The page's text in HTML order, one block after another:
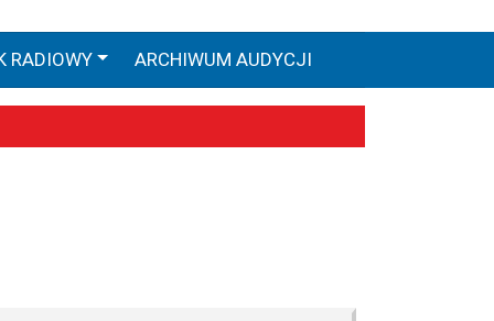
RADIOWY ARCHIWUM AUDYCJI
HEAVEN TOUR